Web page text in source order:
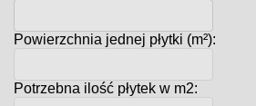
Powierzchnia jednej płytki (m²):
Potrzebna ilość płytek w m2: